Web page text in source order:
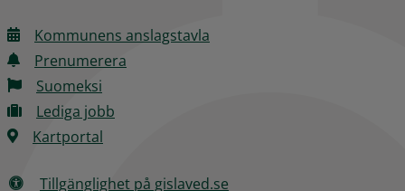
Kommunens anslagstavla
Prenumerera
Suomeksi
Lediga jobb
Kartportal
Tillgänglighet på gislaved.se